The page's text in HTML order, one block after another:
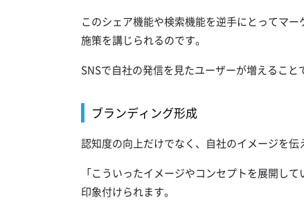
このシェア機能や検索機能を逆手にとってマ
施策を講じられるのです。
SNSで自社の発信を見たユーザーが増えること
ブランディング形成
認知度の向上だけでなく、自社のイメージを伝
「こういったイメージやコンセプトを展開し
印象付けられます。